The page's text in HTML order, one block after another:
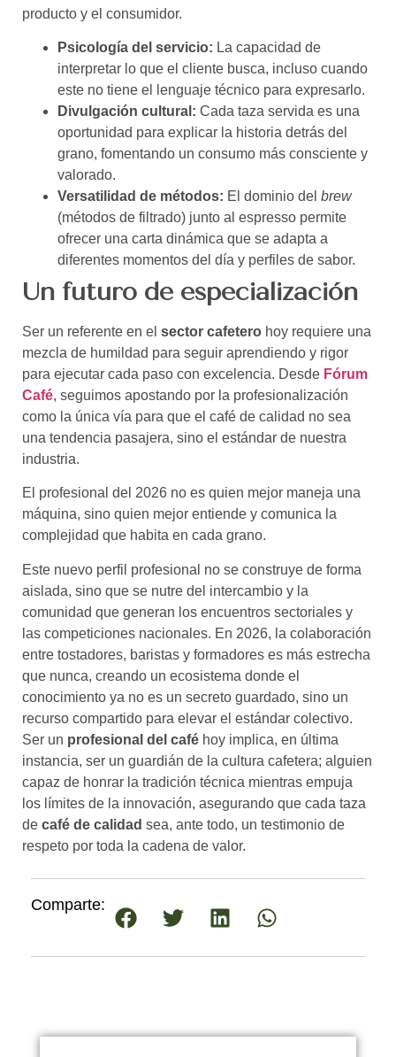
producto y el consumidor.
Psicología del servicio: La capacidad de
interpretar lo que el cliente busca, incluso cuando
este no tiene el lenguaje técnico para expresarlo.
Divulgación cultural: Cada taza servida es una
oportunidad para explicar la historia detrás del
grano, fomentando un consumo más consciente y
valorado.
Versatilidad de métodos: El dominio del brew
(métodos de filtrado) junto al espresso permite
ofrecer una carta dinámica que se adapta a
diferentes momentos del día y perfiles de sabor.
Un futuro de especialización
Ser un referente en el sector cafetero hoy requiere una
mezcla de humildad para seguir aprendiendo y rigor
para ejecutar cada paso con excelencia. Desde Fórum
Café, seguimos apostando por la profesionalización
como la única vía para que el café de calidad no sea
una tendencia pasajera, sino el estándar de nuestra
industria.
El profesional del 2026 no es quien mejor maneja una
máquina, sino quien mejor entiende y comunica la
complejidad que habita en cada grano.
Este nuevo perfil profesional no se construye de forma
aislada, sino que se nutre del intercambio y la
comunidad que generan los encuentros sectoriales y
las competiciones nacionales. En 2026, la colaboración
entre tostadores, baristas y formadores es más estrecha
que nunca, creando un ecosistema donde el
conocimiento ya no es un secreto guardado, sino un
recurso compartido para elevar el estándar colectivo.
Ser un profesional del café hoy implica, en última
instancia, ser un guardián de la cultura cafetera; alguien
capaz de honrar la tradición técnica mientras empuja
los límites de la innovación, asegurando que cada taza
de café de calidad sea, ante todo, un testimonio de
respeto por toda la cadena de valor.
Comparte: